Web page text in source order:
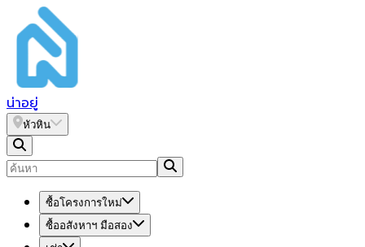
น่าอยู่
หัวหิน
ซื้อโครงการใหม่
ซื้ออสังหาฯ มือสอง